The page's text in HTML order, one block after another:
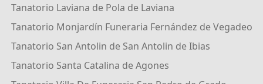
Tanatorio Laviana de Pola de Laviana
Tanatorio Monjardín Funeraria Fernández de Vegadeo
Tanatorio San Antolin de San Antolin de Ibias
Tanatorio Santa Catalina de Agones